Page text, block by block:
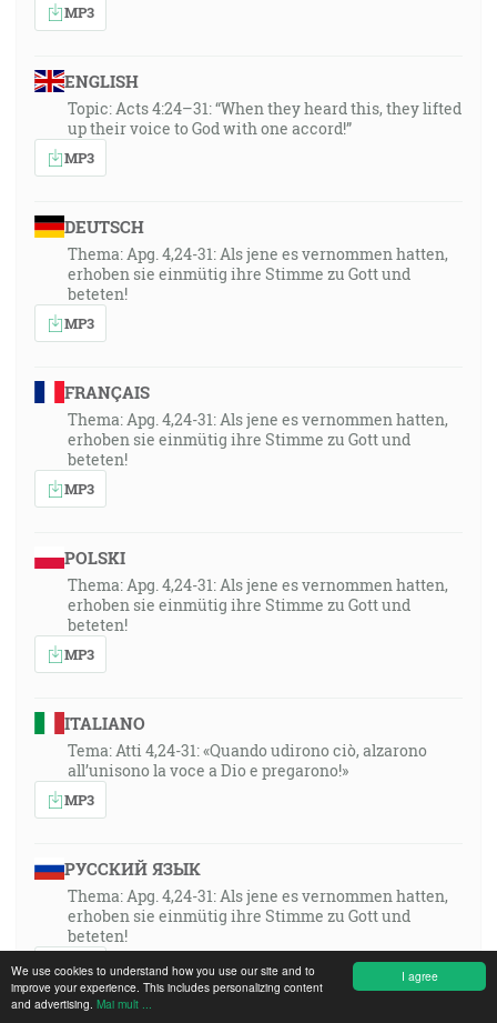
I agree
We use cookies to understand how you use our site and to
improve your experience. This includes personalizing content
and advertising. Mai mult ...
MP3
ENGLISH
Topic: Acts 4:24–31: “When they heard this, they lifted
up their voice to God with one accord!”
MP3
DEUTSCH
Thema: Apg. 4,24-31: Als jene es vernommen hatten,
erhoben sie einmütig ihre Stimme zu Gott und
beteten!
MP3
FRANÇAIS
Thema: Apg. 4,24-31: Als jene es vernommen hatten,
erhoben sie einmütig ihre Stimme zu Gott und
beteten!
MP3
POLSKI
Thema: Apg. 4,24-31: Als jene es vernommen hatten,
erhoben sie einmütig ihre Stimme zu Gott und
beteten!
MP3
ITALIANO
Tema: Atti 4,24-31: «Quando udirono ciò, alzarono
all’unisono la voce a Dio e pregarono!»
MP3
РУССКИЙ ЯЗЫК
Thema: Apg. 4,24-31: Als jene es vernommen hatten,
erhoben sie einmütig ihre Stimme zu Gott und
beteten!
MP3